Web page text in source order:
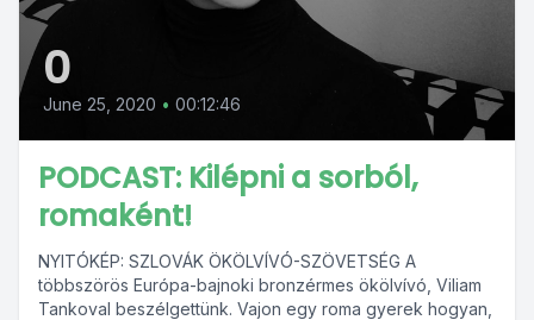
0
June 25, 2020 • 00:12:46
PODCAST: Kilépni a sorból,
romaként!
NYITÓKÉP: SZLOVÁK ÖKÖLVÍVÓ-SZÖVETSÉG A
többszörös Európa-bajnoki bronzérmes ökölvívó, Viliam
Tankoval beszélgettünk. Vajon egy roma gyerek hogyan,